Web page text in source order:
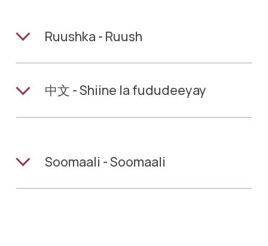
Ruushka - Ruush
中文 - Shiine la fududeeyay
Soomaali - Soomaali